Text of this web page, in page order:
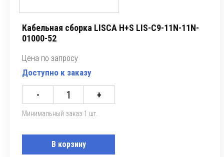
Кабельная сборка LISCA H+S LIS-C9-11N-11N-
01000-52
Цена по запросу
Доступно к заказу
- +
Минимальный заказ 1 шт.
В корзину